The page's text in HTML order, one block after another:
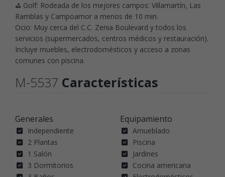
⛳ Golf: Rodeada de los mejores campos: Villamartín, Las
Ramblas y Campoamor a menos de 10 min.
Ocio: Muy cerca del C.C. Zenia Boulevard y todos los
servicios (supermercados, centros médicos y restauración).
Incluye muebles, electrodomésticos y acceso a zonas
comunes con piscina.
M-5537 Características
Generales
Independiente
2 Plantas
1 Salón
3 Dormitorios
Equipamiento
Amueblado
Piscina
Jardines
Cocina americana